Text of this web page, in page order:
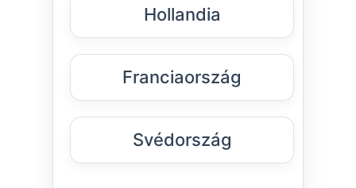
Hollandia
Franciaország
Svédország